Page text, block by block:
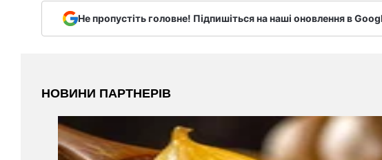
Не пропустіть головне! Підпишіться на наші оновлення в